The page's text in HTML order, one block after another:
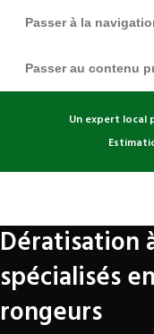
Passer à la
Passer au contenu
Un expert local
Dératisation
spécialisés
rongeurs